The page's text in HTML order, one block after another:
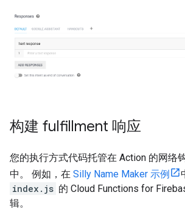
构建 fulfillment 响应
您的执行方式代码托管在 Action 的网络
中。 例如，在 Silly Name Maker 示例
index.js 的 Cloud Functions for
辑。